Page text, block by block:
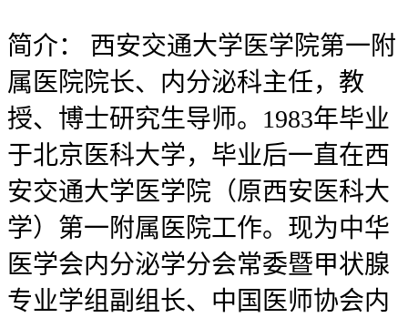
简介：
西安交通大学医学院第一附
属医院院长、内分泌科主任，教
授、博士研究生导师。1983年毕业
于北京医科大学，毕业后一直在西
安交通大学医学院（原西安医科大
学）第一附属医院工作。现为中华
医学会内分泌学分会常委暨甲状腺
专业学组副组长、中国医师协会内